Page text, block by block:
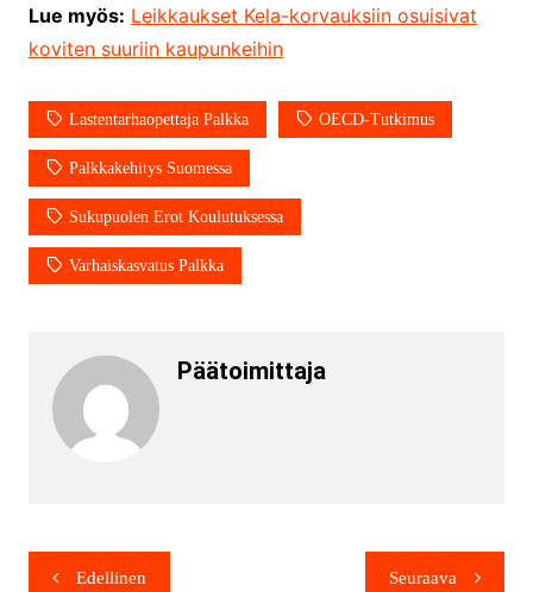
Lue myös: Leikkaukset Kela-korvauksiin osuisivat
koviten suuriin kaupunkeihin
Lastentarhaopettaja Palkka OECD-Tutkimus
Palkkakehitys Suomessa
Sukupuolen Erot Koulutuksessa
Varhaiskasvatus Palkka
Päätoimittaja
Edellinen Seuraava